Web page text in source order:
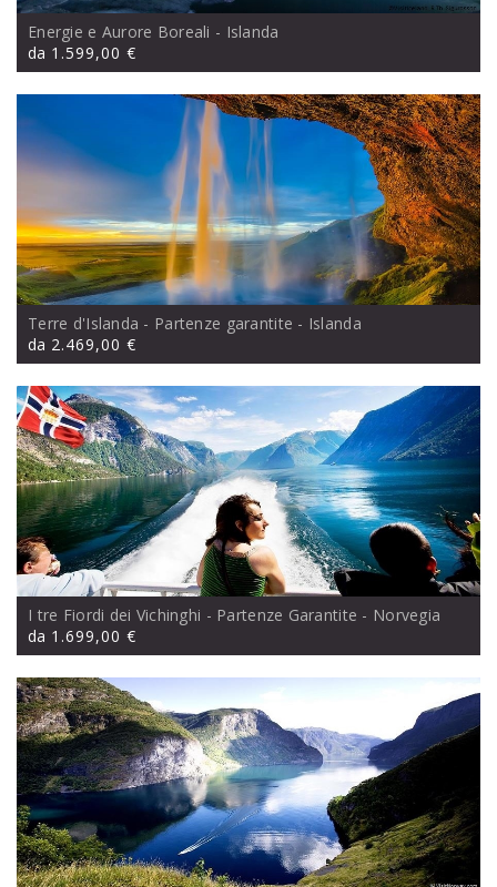
Energie e Aurore Boreali - Islanda
da 1.599,00 €
Terre d'Islanda - Partenze garantite - Islanda
da 2.469,00 €
I tre Fiordi dei Vichinghi - Partenze Garantite - Norvegia
da 1.699,00 €